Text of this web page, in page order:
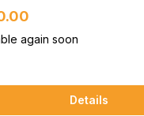
price:
again soon
Details